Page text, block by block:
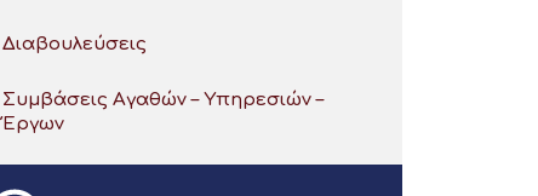
Διαβουλεύσεις
Συμβάσεις Αγαθών – Υπηρεσιών –
Έργων